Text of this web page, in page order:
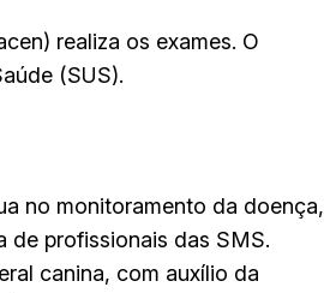
realiza os exames. O
(SUS).
no monitoramento da doença,
de profissionais das SMS.
canina, com auxílio da